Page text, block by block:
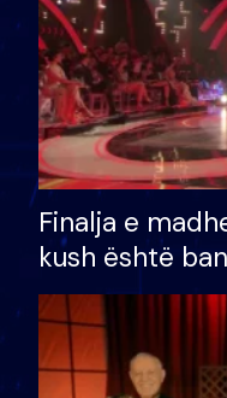
Finalja e
kush është
shtëpinë dhe
të fituar